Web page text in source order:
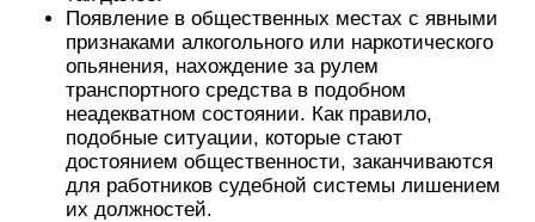
Появление в общественных местах с явными
признаками алкогольного или наркотического
опьянения, нахождение за рулем
транспортного средства в подобном
неадекватном состоянии. Как правило,
подобные ситуации, которые стают
достоянием общественности, заканчиваются
для работников судебной системы лишением
их должностей.